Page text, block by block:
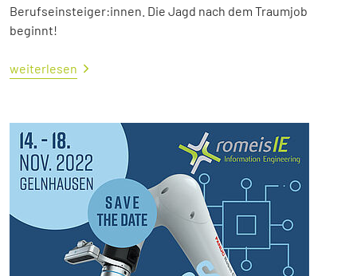
Berufseinsteiger:innen. Die Jagd nach dem Traumjob
beginnt!
weiterlesen